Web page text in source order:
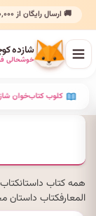
🚚 ارسال رایگان از ۲٬۰۰۰٬۰۰۰ تومان
شازده
خوشحالی
کلوب کتاب‌خوان •
همهکتاب داستان
المعارفکتاب داستان